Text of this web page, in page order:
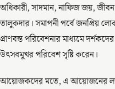
অধিকারী, সাদমান, নাফিজ জয়,
তালুকদার। সমাপনী পর্বে জনপ্রিয়
প্রাণবন্ত পরিবেশনার মাধ্যমে
উৎসবমুখর পরিবেশ সৃষ্টি করেন।
আয়োজকদের মতে, এ আয়োজনের লক্ষ্য